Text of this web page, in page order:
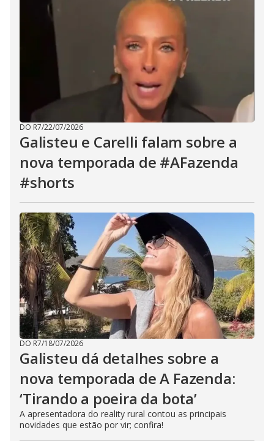
DO R7/22/07/2026
Galisteu e Carelli falam sobre a
nova temporada de #AFazenda
#shorts
DO R7/18/07/2026
Galisteu dá detalhes sobre a
nova temporada de A Fazenda:
‘Tirando a poeira da bota’
A apresentadora do reality rural contou as principais
novidades que estão por vir; confira!